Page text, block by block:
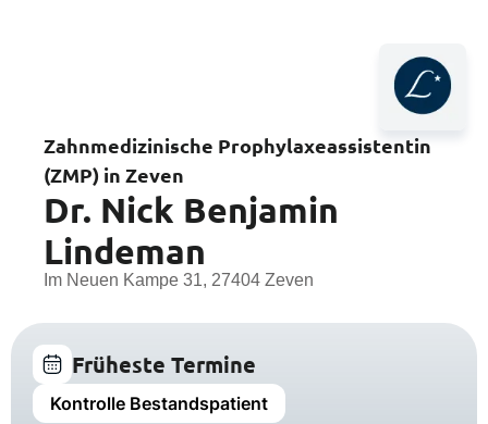
Zahnmedizinische Prophylaxeassistentin
(ZMP) in Zeven
Dr. Nick Benjamin
Lindeman
Im Neuen Kampe 31, 27404 Zeven
Früheste Termine
Kontrolle Bestandspatient